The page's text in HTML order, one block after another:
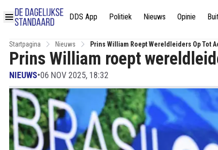
DDS App Politiek Nieuws Opinie
Startpagina Nieuws Prins William Roept Wereldleiders Op Tot
Prins William roept
NIEUWS•06 NOV 2025, 18:32